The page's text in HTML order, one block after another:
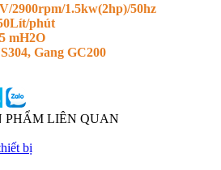
2900rpm/1.5kw(2hp)/50hz
phút
mH2O
Gang GC200
PHẨM LIÊN QUAN
bị